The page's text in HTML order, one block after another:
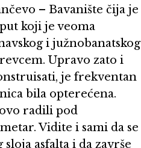
– Bavanište čija je
koji je veoma
i južnobanatskog
Upravo zato i
je frekventan
bila opterećena.
radili pod
Vidite i sami da se
asfalta i da završe